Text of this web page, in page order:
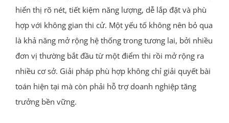
hiển thị rõ nét, tiết kiệm năng lượng, dễ lắp đặt và phù
hợp với không gian thi cử. Một yếu tố không nên bỏ qua
là khả năng mở rộng hệ thống trong tương lai, bởi nhiều
đơn vị thường bắt đầu từ một điểm thi rồi mở rộng ra
nhiều cơ sở. Giải pháp phù hợp không chỉ giải quyết bài
toán hiện tại mà còn phải hỗ trợ doanh nghiệp tăng
trưởng bền vững.